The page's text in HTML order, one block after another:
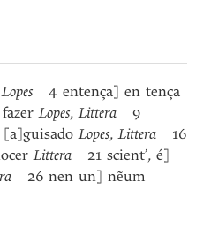
Lopes 4 entença] en tença
fazerLopes,Littera 9
[a]guisadoLopes,Littera 16
Littera 21 scient’, é]
26 nen un] nẽum